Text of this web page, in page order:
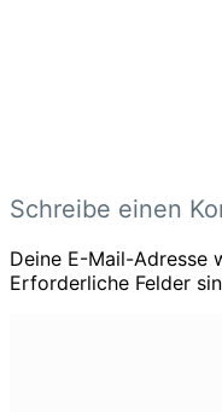
Schreibe einen
Deine E-Mail-
Erforderliche Felder